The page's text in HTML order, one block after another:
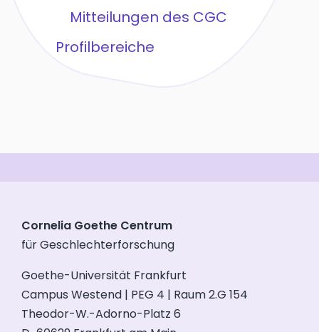
Mitteilungen des CGC
Profilbereiche
Cornelia Goethe Centrum
für Geschlechterforschung
Goethe-Universität Frankfurt
Campus Westend | PEG 4 | Raum 2.G 154
Theodor-W.-Adorno-Platz 6